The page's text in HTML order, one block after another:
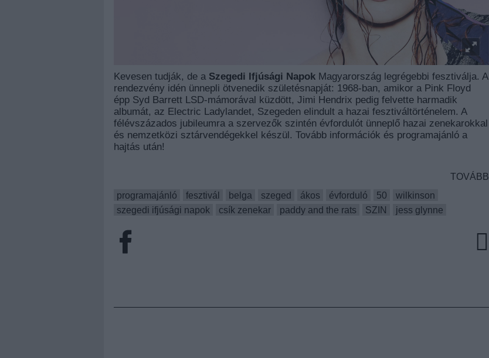
Kevesen tudják, de a Szegedi Ifjúsági Napok Magyarország legrégebbi fesztiválja. A
rendezvény idén ünnepli ötvenedik születésnapját: 1968-ban, amikor a Pink Floyd
épp Syd Barrett LSD-mámorával küzdött, Jimi Hendrix pedig felvette harmadik
albumát, az Electric Ladylandet, Szegeden elindult a hazai fesztiváltörténelem. A
félévszázados jubileumra a szervezők szintén évfordulót ünneplő hazai zenekarokkal
és nemzetközi sztárvendégekkel készül. Tovább információk és programajánló a
hajtás után!
TOVÁBB
programajánló
fesztivál belga szeged ákos évforduló 50
wilkinson
szegedi ifjúsági napok
csík zenekar paddy and the rats SZIN jess glynne